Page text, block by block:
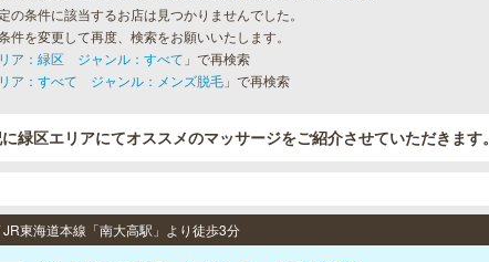
の条件に該当するお店は見つかりませんでした。
件を変更して再度、検索をお願いいたします。
ア：緑区 ジャンル：すべて 」で再検索
ア：すべて ジャンル：メンズ脱毛 」で再検索
緑区エリアにてオススメのマッサージをご紹介させていただきます。
JR東海道本線「南大高駅」より徒歩3分